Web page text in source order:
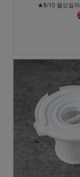
★8/10 월요일